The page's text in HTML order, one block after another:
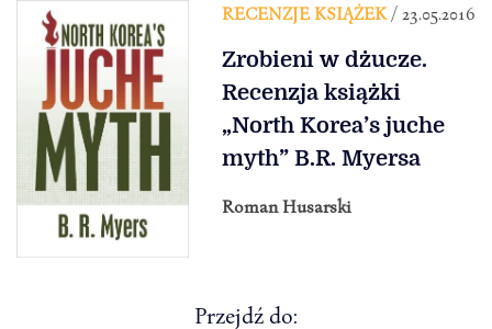
RECENZJE KSIĄŻEK/ 23.05.2016
Zrobieni w dżucze.
Recenzja książki
„North Korea’s juche
myth” B.R. Myersa
Roman Husarski
Przejdź do: